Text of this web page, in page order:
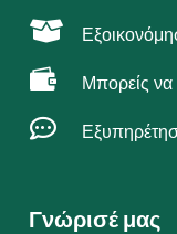

 Μπορείς να

Γνώρισέ μας